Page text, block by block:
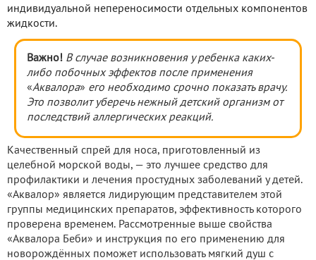
индивидуальной непереносимости отдельных компонентов
жидкости.
Важно! В случае возникновения у ребенка каких-
либо побочных эффектов после применения
«Аквалора» его необходимо срочно показать врачу.
Это позволит уберечь нежный детский организм от
последствий аллергических реакций.
Качественный спрей для носа, приготовленный из
целебной морской воды, — это лучшее средство для
профилактики и лечения простудных заболеваний у детей.
«Аквалор» является лидирующим представителем этой
группы медицинских препаратов, эффективность которого
проверена временем. Рассмотренные выше свойства
«Аквалора Беби» и инструкция по его применению для
новорождённых поможет использовать мягкий душ с